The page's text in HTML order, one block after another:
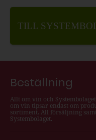
TILL
Beställning
Allt om vin och
om vin tipsar endast om
sortiment. All försäljning
Systembolaget.